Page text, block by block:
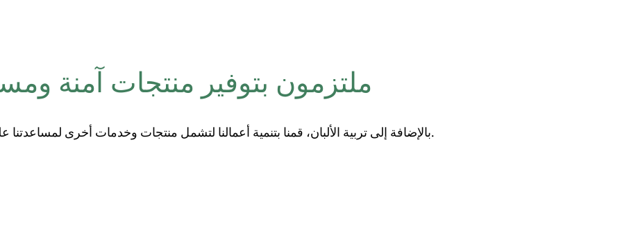
ملتزمون بتوفير منتجات آمنة
بالإضافة إلى تربية الألبان، قمنا بتنمية أعمالنا لتشمل منتجات وخدمات أخرى لمساعدتنا على أن نكون أكثر استدامة.